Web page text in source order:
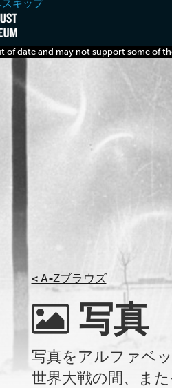
キップ
of date and may not support some of
< A-Zブラウズ
写真
写真をアルファベ
世界大戦の間、ま